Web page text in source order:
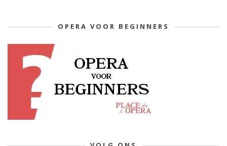
OPERA VOOR BEGINNERS